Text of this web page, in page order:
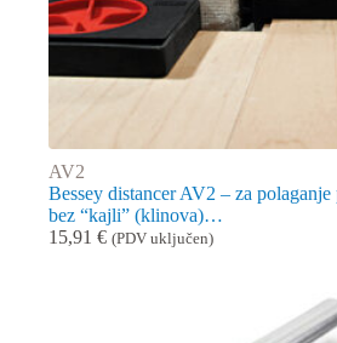
AV2
Bessey distancer AV2 – za polaganje
bez “kajli” (klinova)…
15,91 € (PDV uključen)